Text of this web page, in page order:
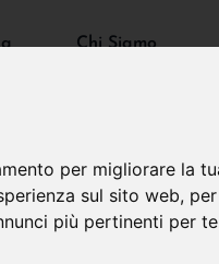
per migliorare la
sul sito web,
più pertinenti per te
Chi Siamo